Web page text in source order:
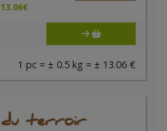
13.06€
1 pc = ± 0.5 kg = ± 13.06 €